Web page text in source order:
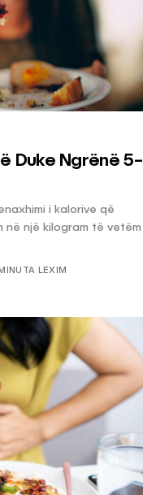
Duke Ngrënë 5-
i kalorive që
në një kilogram të vetëm
LEXIM